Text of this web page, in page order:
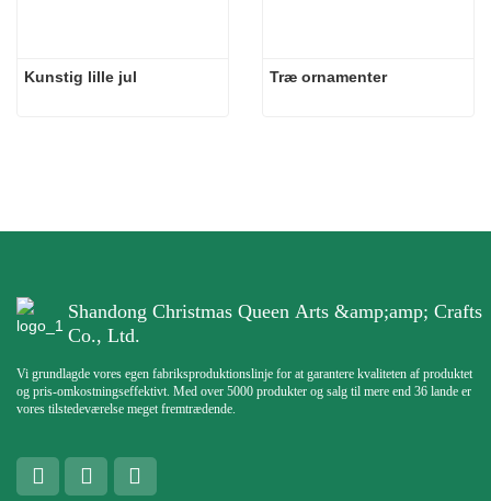
Kunstig lille jul Træ ornamenter
Shandong Christmas Queen Arts &amp;amp; Crafts
Co., Ltd.
Vi grundlagde vores egen fabriksproduktionslinje for at garantere kvaliteten af ​​produktet
og pris-omkostningseffektivt. Med over 5000 produkter og salg til mere end 36 lande er
vores tilstedeværelse meget fremtrædende.